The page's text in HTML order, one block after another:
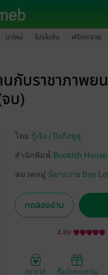
มาใหม่ โปรโมชัน ฟรีกระจาย
บราชาภาพย
บ)
โดย กู้เจิง /ปิงถังหูลู่
สำนักพิมพ์ Bookish
หมวดหมู่ นิยายวาย Boy
ทดลองอ่าน
4.89
อยากได้ ซื้อเป็นของขวัญ